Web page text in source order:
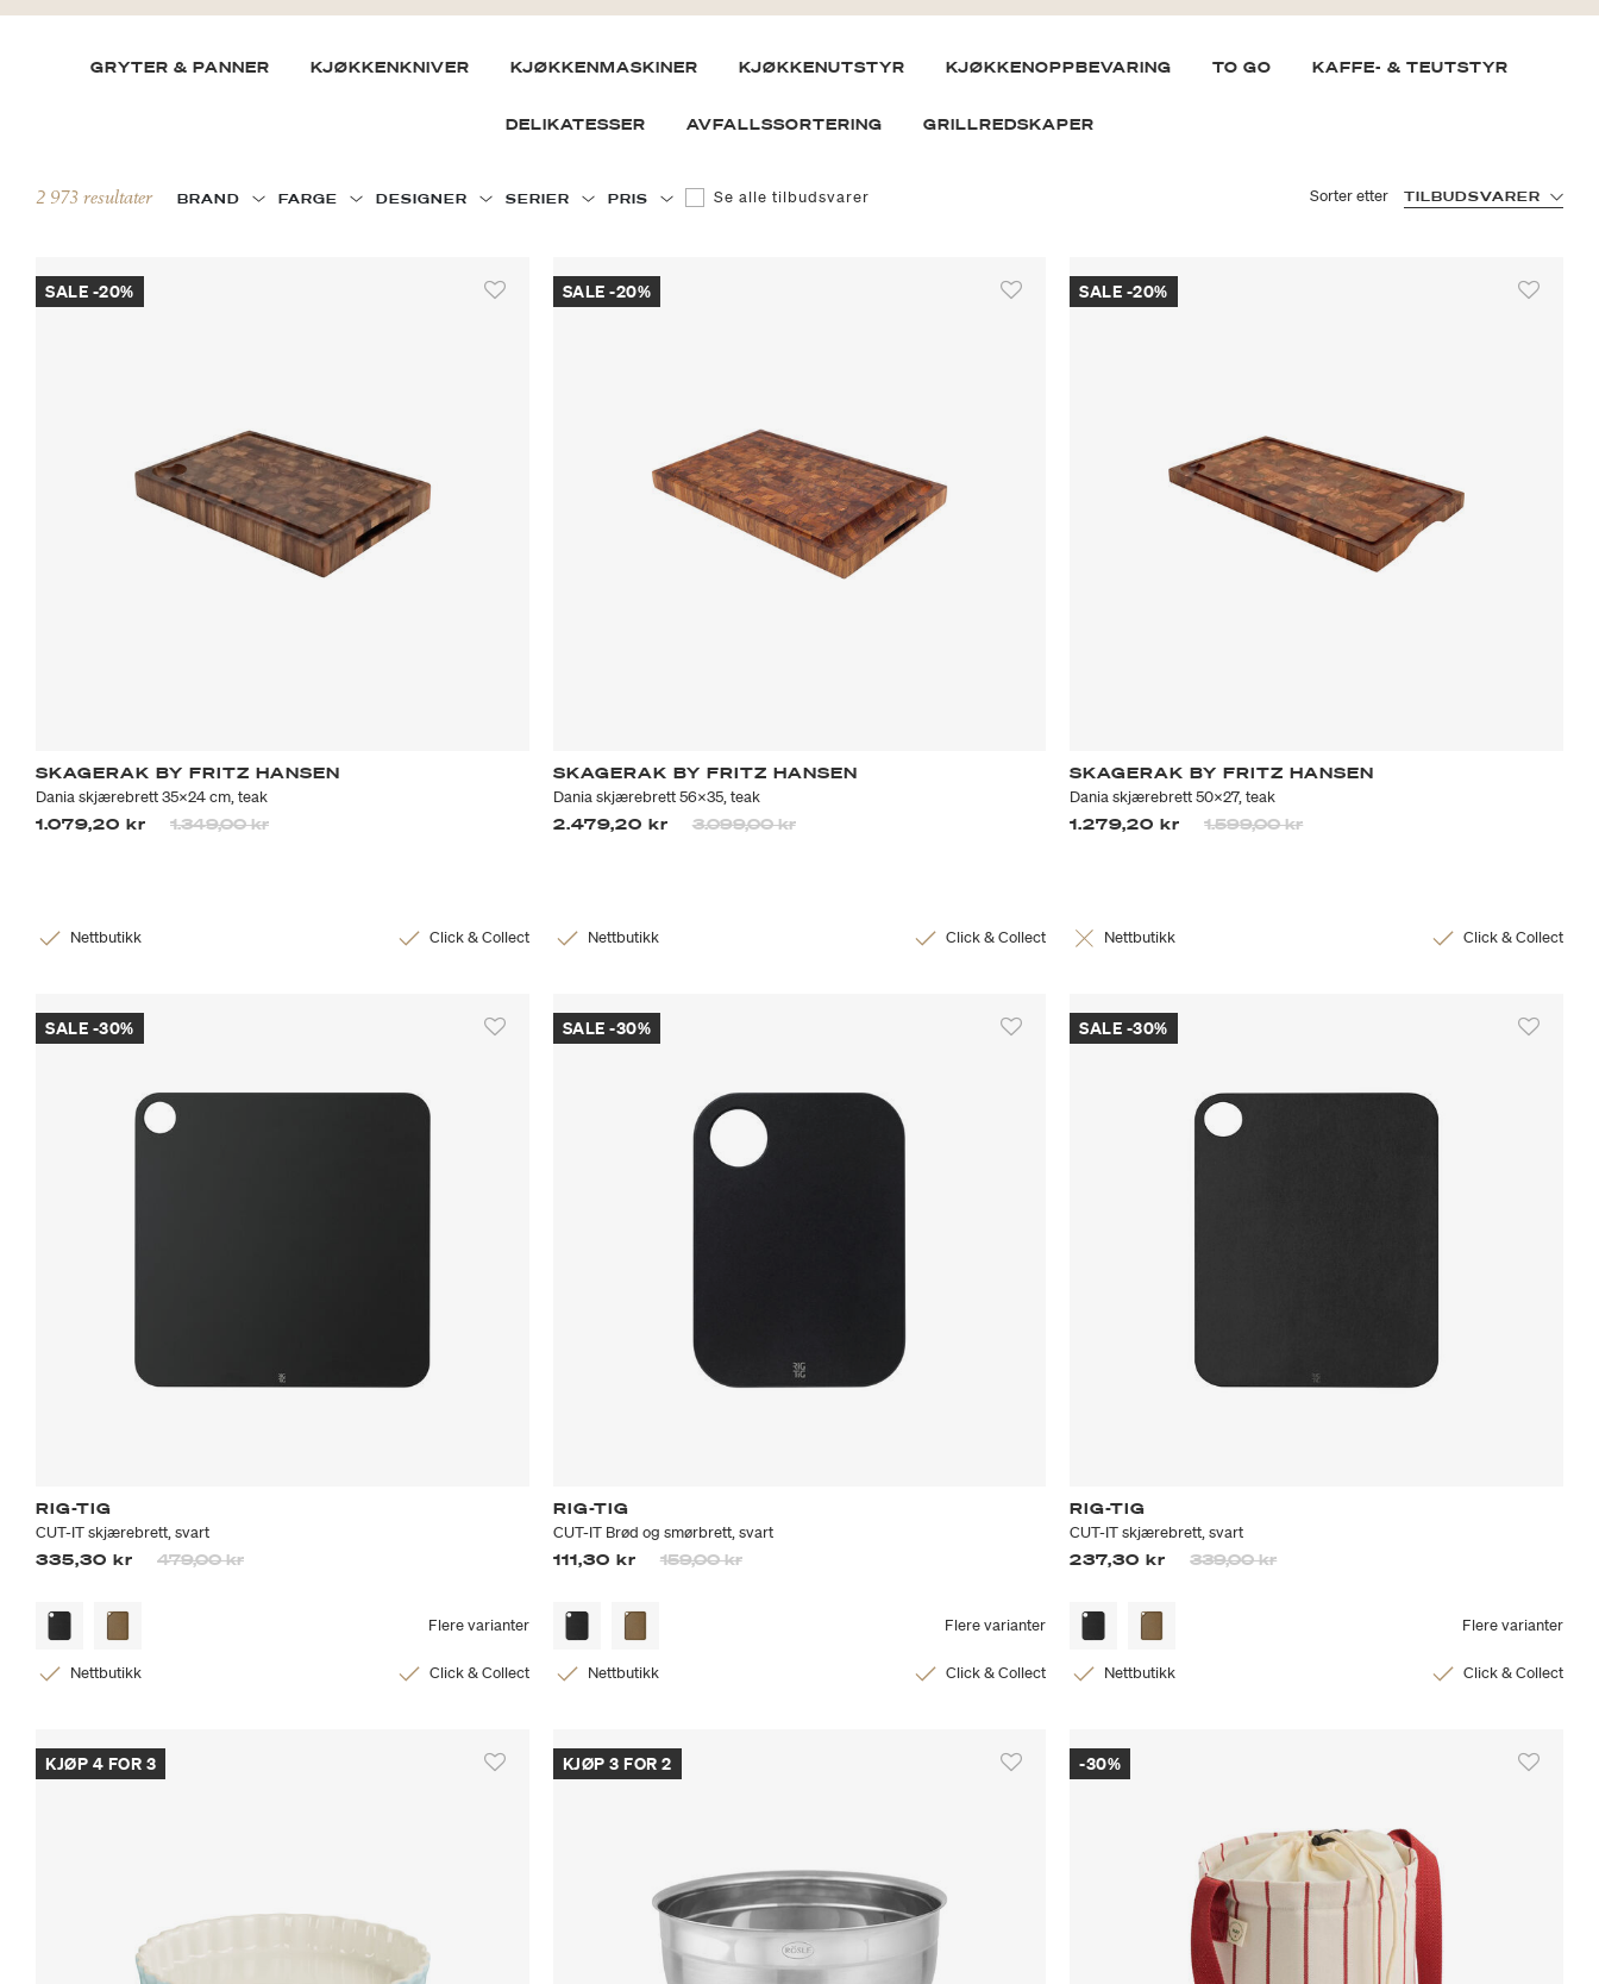
GRYTER & PANNER KJØKKENKNIVER KJØKKENMASKINER KJØKKENUTSTYR KJØKKENOPPBEVARING TO GO KAFFE- & TEUTSTYR
DELIKATESSER AVFALLSSORTERING GRILLREDSKAPER
2 973 resultater Se alle tilbudsvarer
Filtrer etter null: Se alle tilbudsvarer
BRAND FARGE DESIGNER SERIER PRIS Sorter etter TILBUDSVARER
SALE -20%
SKAGERAK BY FRITZ HANSEN
Dania skjærebrett 35x24 cm, teak
1.079,20 kr
Prisen er nedsatt fra
1.349,00 krtil
Nettbutikk Click & Collect
SALE -20%
SKAGERAK BY FRITZ HANSEN
Dania skjærebrett 56x35, teak
2.479,20 kr
Prisen er nedsatt fra
3.099,00 krtil
Nettbutikk Click & Collect
SALE -20%
SKAGERAK BY FRITZ HANSEN
Dania skjærebrett 50x27, teak
1.279,20 kr
Prisen er nedsatt fra
1.599,00 krtil
Nettbutikk Click & Collect
SALE -30%
RIG-TIG
CUT-IT skjærebrett, svart
335,30 kr
Prisen er nedsatt fra
479,00 krtil
Flere varianter
Nettbutikk Click & Collect
SALE -30%
RIG-TIG
CUT-IT Brød og smørbrett, svart
111,30 kr
Prisen er nedsatt fra
159,00 krtil
Flere varianter
Nettbutikk Click & Collect
SALE -30%
RIG-TIG
CUT-IT skjærebrett, svart
237,30 kr
Prisen er nedsatt fra
339,00 krtil
Flere varianter
Nettbutikk Click & Collect
KJØP 4 FOR 3 KJØP 3 FOR 2 -30%